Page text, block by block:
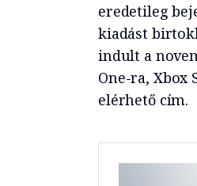
eredetileg
kiadást
indult a
One-ra, Xbox
elérhető cím.